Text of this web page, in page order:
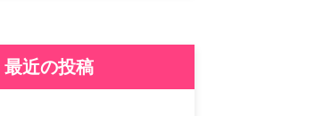
最近の投稿